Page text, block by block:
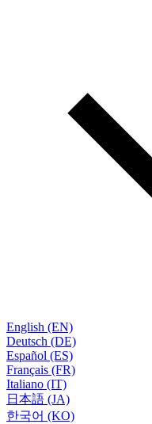
English (EN)
Deutsch (DE)
Español (ES)
Français (FR)
Italiano (IT)
日本語 (JA)
한국어 (KO)